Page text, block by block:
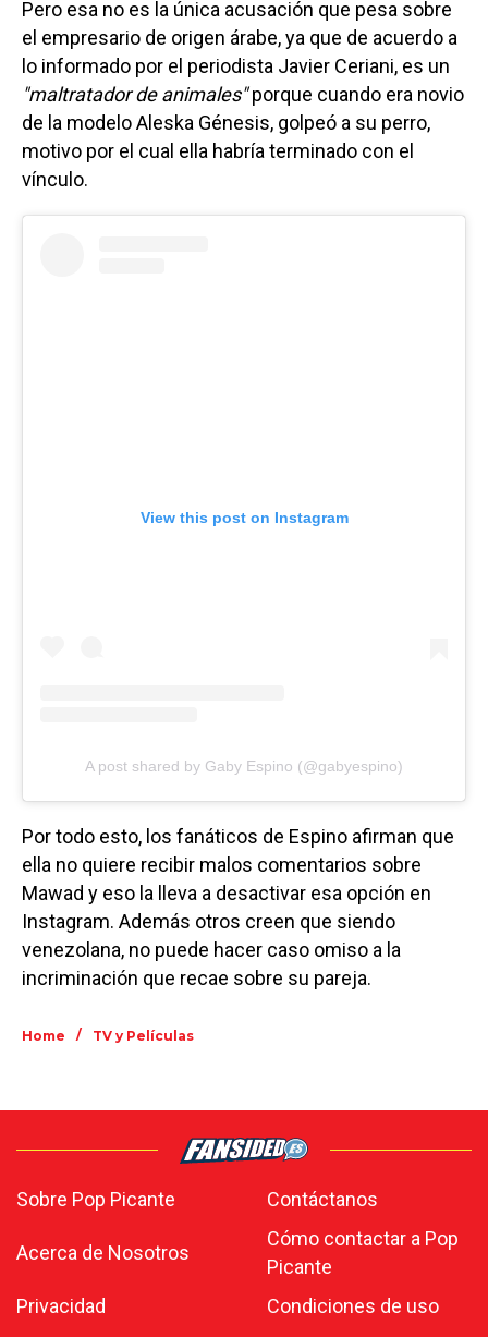
Pero esa no es la única acusación que pesa sobre
el empresario de origen árabe, ya que de acuerdo a
lo informado por el periodista Javier Ceriani, es un
"maltratador de animales"porque cuando era novio
de la modelo Aleska Génesis, golpeó a su perro,
motivo por el cual ella habría terminado con el
vínculo.
View this post on Instagram
A post shared by Gaby Espino (@gabyespino)
Por todo esto, los fanáticos de Espino afirman que
ella no quiere recibir malos comentarios sobre
Mawad y eso la lleva a desactivar esa opción en
Instagram. Además otros creen que siendo
venezolana, no puede hacer caso omiso a la
incriminación que recae sobre su pareja.
Home / TV y Películas
Sobre Pop Picante Contáctanos
Acerca de Nosotros
Cómo contactar a Pop
Picante
Privacidad
Condiciones de uso